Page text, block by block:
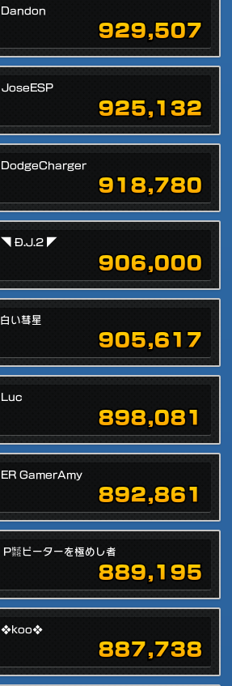
Dandon
929,507
JoseESP
925,132
DodgeCharger
918,780
◥ Đ.J.2 ◤
906,000
白い彗星
905,617
Luc
898,081
ER GamerAmy
892,861
P㍿ピーターを極めし者
889,195
❖koo❖
887,738